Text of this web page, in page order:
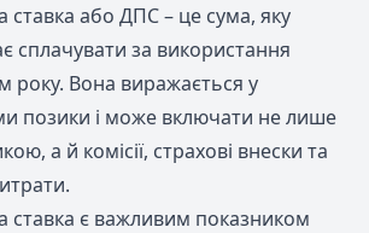
ставка або ДПС – це сума, яку
сплачувати за використання
року. Вона виражається у
позики і може включати не лише
а й комісії, страхові внески та
ставка є важливим показником